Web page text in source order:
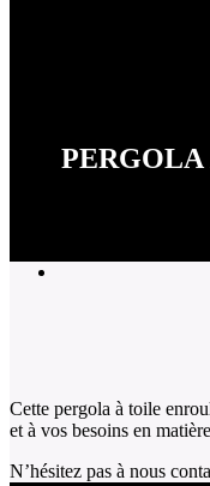
Cette pergola à toile
et à vos besoins en
N’hésitez pas à nous